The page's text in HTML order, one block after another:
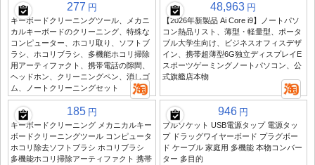
277 円
キーボードクリーニングツール、メカニ
カルキーボードのクリーニング、特殊な
コンピューター、ホコリ取り、ソフトブ
ラシ、ホコリブラシ、多機能ホコリ掃除
用アーティファクト、携帯電話の隙間、
ヘッドホン、クリーニングペン、消しゴ
ム、ノートクリーニングセット
48,963 円
【2026年新製品 Ai Core i9】ノートパソ
コン熱品リスト、薄型・軽量型、ポータ
ブル大学生向け、ビジネスオフィスデザ
イン、携帯超薄型6G独立ディスプレイE
スポーツゲーミングノートパソコン、公
式旗艦店本物
185 円
キーボードクリーニング メカニカルキー
ボードクリーニングツール コンピュータ
ホコリ除去ソフトブラシ ホコリブラシ
多機能ホコリ掃除アーティファクト 携帯
946 円
ブルソケット USB電源タップ 電源タッ
プ ドラッグワイヤーボード プラグボー
ド ケーブル 家庭用 多機能 本物コンバー
ター 多目的